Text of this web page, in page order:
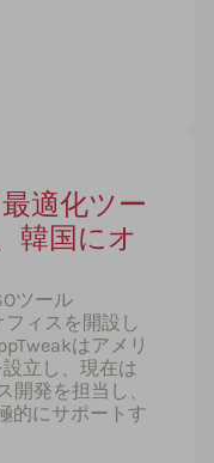
適化ツー
韓国にオ
ツール
ィスを開設し
はアメリ
立し、現在は
開発を担当し、
的にサポートす